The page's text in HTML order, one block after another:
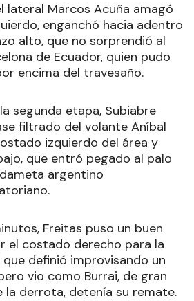
lateral Marcos Acuña amagó
enganchó hacia adentro
alto, que no sorprendió al
de Ecuador, quien pudo
encima del travesaño.
segunda etapa, Subiabre
filtrado del volante Aníbal
izquierdo del área y
que entró pegado al palo
argentino
Freitas puso un buen
el costado derecho para la
definió improvisando un
vio como Burrai, de gran
la derrota, detenía su remate.